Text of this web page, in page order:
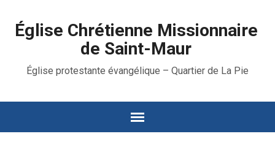
Église Chrétienne Missionnaire
de Saint-Maur
Église protestante évangélique – Quartier de La Pie